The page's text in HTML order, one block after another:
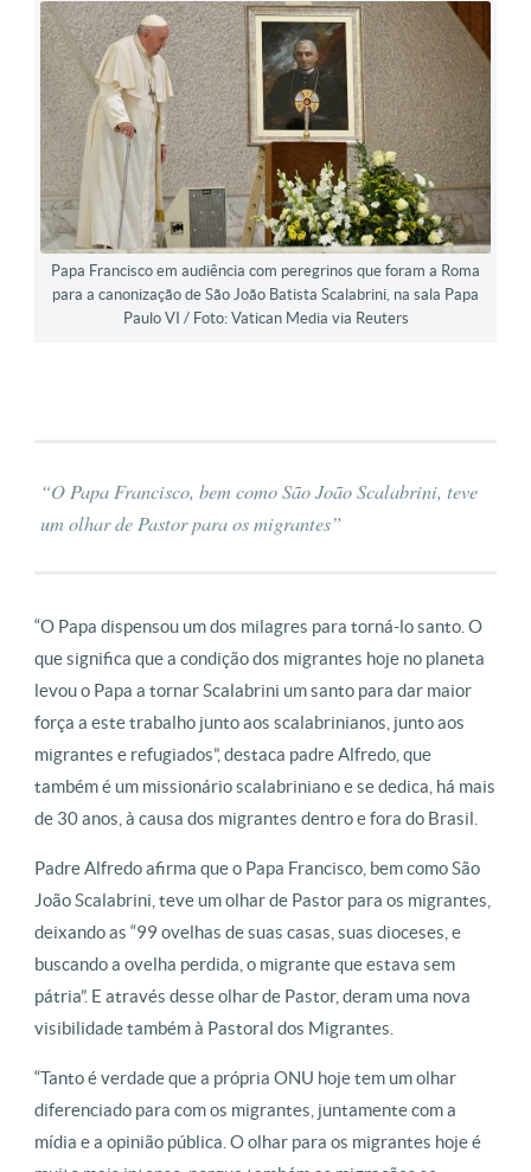
Papa Francisco em audiência com peregrinos que foram a Roma
para a canonização de São João Batista Scalabrini, na sala Papa
Paulo VI / Foto: Vatican Media via Reuters
“O Papa Francisco, bem como São João Scalabrini, teve
um olhar de Pastor para os migrantes”
“O Papa dispensou um dos milagres para torná-lo santo. O
que significa que a condição dos migrantes hoje no planeta
levou o Papa a tornar Scalabrini um santo para dar maior
força a este trabalho junto aos scalabrinianos, junto aos
migrantes e refugiados”, destaca padre Alfredo, que
também é um missionário scalabriniano e se dedica, há mais
de 30 anos, à causa dos migrantes dentro e fora do Brasil.
Padre Alfredo afirma que o Papa Francisco, bem como São
João Scalabrini, teve um olhar de Pastor para os migrantes,
deixando as “99 ovelhas de suas casas, suas dioceses, e
buscando a ovelha perdida, o migrante que estava sem
pátria”. E através desse olhar de Pastor, deram uma nova
visibilidade também à Pastoral dos Migrantes.
“Tanto é verdade que a própria ONU hoje tem um olhar
diferenciado para com os migrantes, juntamente com a
mídia e a opinião pública. O olhar para os migrantes hoje é